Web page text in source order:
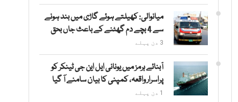
میانوالی: کھیلتے ہوئے گاڑی میں بند ہونے
سے 4 بچے دم گھٹنے کے باعث جاں بحق
3 دن پہلے
آبنائے ہرمز میں یونانی ایل این جی ٹینکر کو
پراسرار واقعہ، کمپنی کا بیان سامنے آ گیا
1 دن پہلے